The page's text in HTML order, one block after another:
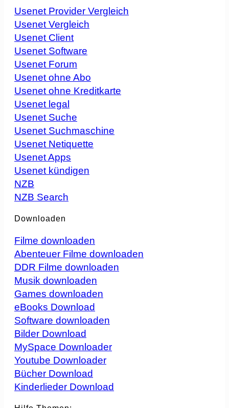
Usenet Provider Vergleich
Usenet Vergleich
Usenet Client
Usenet Software
Usenet Forum
Usenet ohne Abo
Usenet ohne Kreditkarte
Usenet legal
Usenet Suche
Usenet Suchmaschine
Usenet Netiquette
Usenet Apps
Usenet kündigen
NZB
NZB Search
Downloaden
Filme downloaden
Abenteuer Filme downloaden
DDR Filme downloaden
Musik downloaden
Games downloaden
eBooks Download
Software downloaden
Bilder Download
MySpace Downloader
Youtube Downloader
Bücher Download
Kinderlieder Download